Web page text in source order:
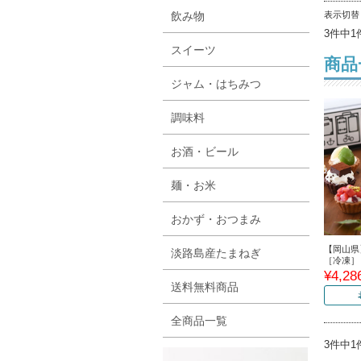
表示切
3件中1
商
【岡山
［冷凍］
3件中1
飲み物
スイーツ
ジャム・はちみつ
調味料
お酒・ビール
麺・お米
おかず・おつまみ
淡路島産たまねぎ
送料無料商品
全商品一覧